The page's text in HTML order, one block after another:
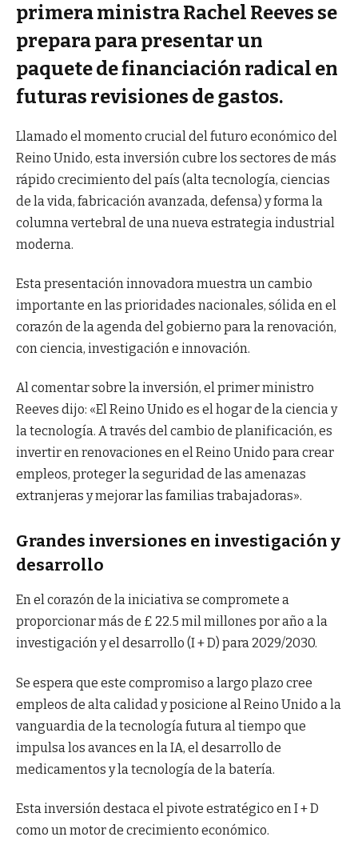
primera ministra Rachel Reeves se
prepara para presentar un
paquete de financiación radical en
futuras revisiones de gastos.
Llamado el momento crucial del futuro económico del
Reino Unido, esta inversión cubre los sectores de más
rápido crecimiento del país (alta tecnología, ciencias
de la vida, fabricación avanzada, defensa) y forma la
columna vertebral de una nueva estrategia industrial
moderna.
Esta presentación innovadora muestra un cambio
importante en las prioridades nacionales, sólida en el
corazón de la agenda del gobierno para la renovación,
con ciencia, investigación e innovación.
Al comentar sobre la inversión, el primer ministro
Reeves dijo: «El Reino Unido es el hogar de la ciencia y
la tecnología. A través del cambio de planificación, es
invertir en renovaciones en el Reino Unido para crear
empleos, proteger la seguridad de las amenazas
extranjeras y mejorar las familias trabajadoras».
Grandes inversiones en investigación y
desarrollo
En el corazón de la iniciativa se compromete a
proporcionar más de £ 22.5 mil millones por año a la
investigación y el desarrollo (I + D) para 2029/2030.
Se espera que este compromiso a largo plazo cree
empleos de alta calidad y posicione al Reino Unido a la
vanguardia de la tecnología futura al tiempo que
impulsa los avances en la IA, el desarrollo de
medicamentos y la tecnología de la batería.
Esta inversión destaca el pivote estratégico en I + D
como un motor de crecimiento económico.